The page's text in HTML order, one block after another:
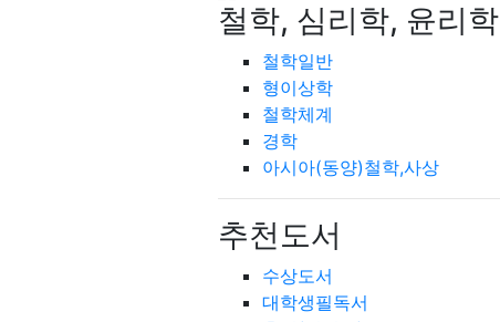
철학, 심리학, 윤리학
철학일반
형이상학
철학체계
경학
아시아(동양)철학,사상
추천도서
수상도서
대학생필독서